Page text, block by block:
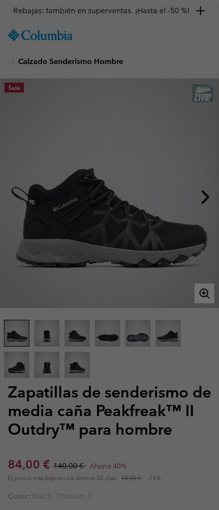
TO
SKIP
MAIN
NAV
Rebajas: también en superventas. ¡Hasta el -50 %!
Calzado Senderismo Hombre
Zapatillas de senderismo de
media caña Peakfreak™ II
Outdry™ para hombre
Sale price:
84,00 € Regular price:
140,00 € Ahorra 40%
El precio más bajo en los últimos 30 días: 98,00 € -14%
Sale
Color: Black, Titanium II